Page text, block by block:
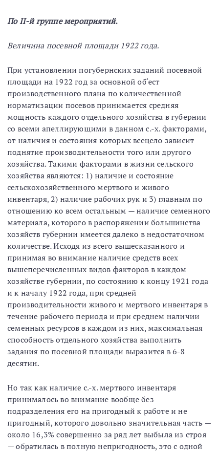
По II-й группе мероприятий.
Величина посевной площади 1922 года.
При установлении погубернских заданий посевной
площади на 1922 год за основной об‘ест
производственного плана по количественной
норматизации посевов принимается средняя
мощность каждого отдельного хозяйства в губернии
со всеми апеллирующими в данном с.-х. факторами,
от наличия и состояния которых всецело зависит
поднятие производительности того или другого
хозяйства. Такими факторами в жизни сельского
хозяйства являются: 1) наличие и состояние
сельскохозяйственного мертвого и живого
инвентаря, 2) наличие рабочих рук и 3) главным по
отношению ко всем остальным — наличие семенного
материала, которого в распоряжении большинства
хозяйств губернии имеется далеко в недостаточном
количестве. Исходя из всего вышесказанного и
принимая во внимание наличие средств всех
вышеперечисленных видов факторов в каждом
хозяйстве губернии, по состоянию к концу 1921 года
и к началу 1922 года, при средней
производительности живого и мертвого инвентаря в
течение рабочего периода и при среднем наличии
семенных ресурсов в каждом из них, максимальная
способность отдельного хозяйства выполнить
задания по посевной площади выразится в 6-8
десятин.
Но так как наличие с.-х. мертвого инвентаря
принималось во внимание вообще без
подразделения его на пригодный к работе и не
пригодный, которого довольно значительная часть —
около 16,3% совершенно за ряд лет выбыла из строя
— обратилась в полную непригодность, это с одной